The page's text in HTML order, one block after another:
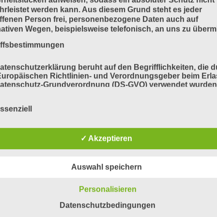
werden kann. Aus diesem Grund steht es jeder
Person frei, personenbezogene Daten auch auf
Wegen, beispielsweise telefonisch, an uns zu
beruht auf den Begrifflichkeiten, die
Richtlinien- und Verordnungsgeber beim
Grundverordnung (DS-GVO) verwendet
sein. Um dies zu gewährleisten, möchten wir vorab
in dieser Datenschutzerklärung unter anderem die
Personenbezogene Daten sind alle Informationen, die sich
✓ Akzeptieren
Auswahl speichern
Personalisieren
Datenschutzbedingungen